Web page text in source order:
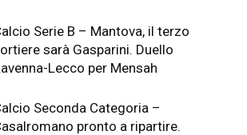
Serie B – Mantova, il terzo
sarà Gasparini. Duello
Lecco per Mensah
Seconda Categoria –
pronto a ripartire.